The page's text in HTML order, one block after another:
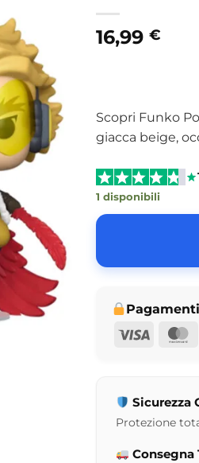
16,99 €
Scopri Funko
giacca beige,
1 disponibili
Visa
Sicurezza
Protezione
Consegna